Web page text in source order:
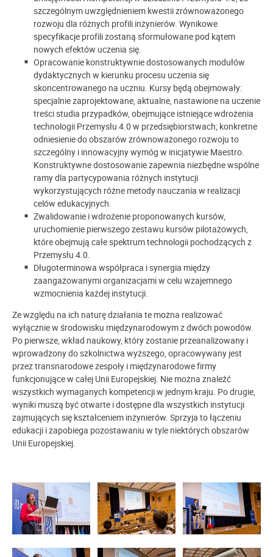
szczególnym uwzględnieniem kwestii zrównoważonego
rozwoju dla różnych profili inżynierów. Wynikowe
specyfikacje profili zostaną sformułowane pod kątem
nowych efektów uczenia się.
Opracowanie konstruktywnie dostosowanych modułów
dydaktycznych w kierunku procesu uczenia się
skoncentrowanego na uczniu. Kursy będą obejmowały:
specjalnie zaprojektowane, aktualne, nastawione na uczenie
treści studia przypadków, obejmujące istniejące wdrożenia
technologii Przemysłu 4.0 w przedsiębiorstwach; konkretne
odniesienie do obszarów zrównoważonego rozwoju to
szczególny i innowacyjny wymóg w inicjatywie Maestro.
Konstruktywne dostosowanie zapewnia niezbędne wspólne
ramy dla partycypowania różnych instytucji
wykorzystujących różne metody nauczania w realizacji
celów edukacyjnych.
Zwalidowanie i wdrożenie proponowanych kursów,
uruchomienie pierwszego zestawu kursów pilotażowych,
które obejmują całe spektrum technologii pochodzących z
Przemysłu 4.0.
Długoterminowa współpraca i synergia między
zaangażowanymi organizacjami w celu wzajemnego
wzmocnienia każdej instytucji.
Ze względu na ich naturę działania te można realizować
wyłącznie w środowisku międzynarodowym z dwóch powodów.
Po pierwsze, wkład naukowy, który zostanie przeanalizowany i
wprowadzony do szkolnictwa wyższego, opracowywany jest
przez transnarodowe zespoły i międzynarodowe firmy
funkcjonujące w całej Unii Europejskiej. Nie można znaleźć
wszystkich wymaganych kompetencji w jednym kraju. Po drugie,
wyniki muszą być otwarte i dostępne dla wszystkich instytucji
zajmujących się kształceniem inżynierów. Sprzyja to łączeniu
edukacji i zapobiega pozostawaniu w tyle niektórych obszarów
Unii Europejskiej.